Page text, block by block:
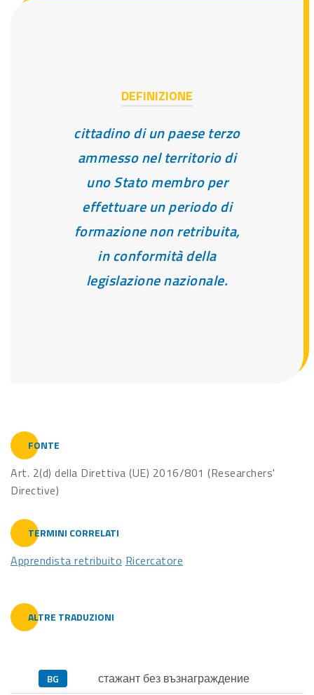
DEFINIZIONE
cittadino di un paese terzo
ammesso nel territorio di
uno Stato membro per
effettuare un periodo di
formazione non retribuita,
in conformità della
legislazione nazionale.
FONTE
Art. 2(d) della Direttiva (UE) 2016/801 (Researchers'
Directive)
TERMINI CORRELATI
Apprendista retribuito Ricercatore
ALTRE TRADUZIONI
BG стажант без възнаграждение